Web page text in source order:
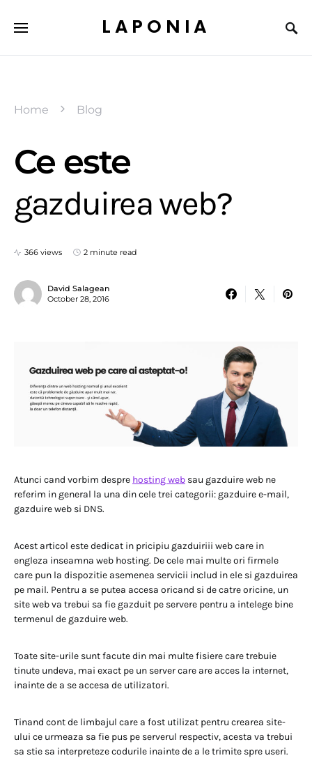
LAPONIA
Home Blog
Ce este
gazduirea web?
366 views 2 minute read
David Salagean
October 28, 2016
Atunci cand vorbim despre hosting web sau gazduire web ne
referim in general la una din cele trei categorii: gazduire e-mail,
gazduire web si DNS.
Acest articol este dedicat in pricipiu gazduiriii web care in
engleza inseamna web hosting. De cele mai multe ori firmele
care pun la dispozitie asemenea servicii includ in ele si gazduirea
pe mail. Pentru a se putea accesa oricand si de catre oricine, un
site web va trebui sa fie gazduit pe servere pentru a intelege bine
termenul de gazduire web.
Toate site-urile sunt facute din mai multe fisiere care trebuie
tinute undeva, mai exact pe un server care are acces la internet,
inainte de a se accesa de utilizatori.
Tinand cont de limbajul care a fost utilizat pentru crearea site-
ului ce urmeaza sa fie pus pe serverul respectiv, acesta va trebui
sa stie sa interpreteze codurile inainte de a le trimite spre useri.